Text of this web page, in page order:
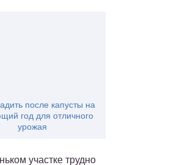
после капусты на
год для отличного
урожая
участке трудно